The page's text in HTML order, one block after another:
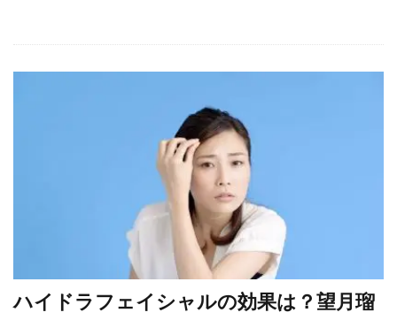
ハイドラフェイシャルの効果は？望月瑠